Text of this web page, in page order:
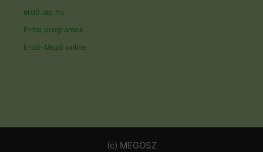
erdő.lap.hu
Erdei programok
Erdő-Mező online
(c) MEGOSZ